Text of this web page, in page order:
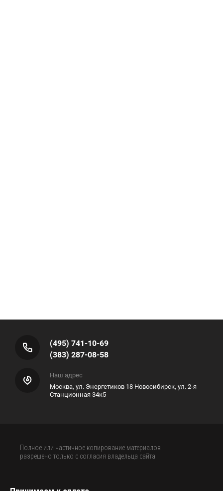
(495) 741-10-69
(383) 287-08-58
Наш адрес
Москва, ул. Энергетиков 18 Новосибирск, ул. 2-я
Станционная 34к5
Полное или частичное копирование материалов
разрешено только с согласия владельца сайта